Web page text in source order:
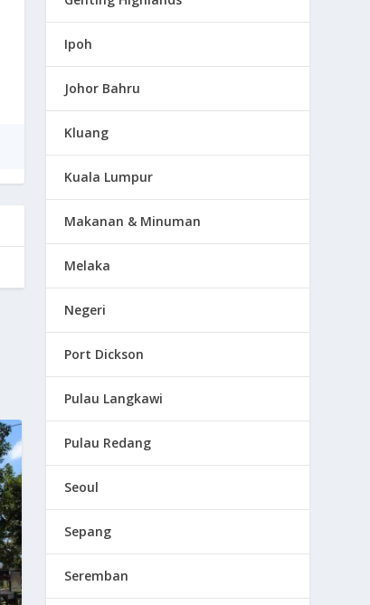
Ipoh
Johor Bahru
Kluang
Kuala Lumpur
Makanan & Minuman
Melaka
Negeri
Port Dickson
Pulau Langkawi
Pulau Redang
Seoul
Sepang
Seremban